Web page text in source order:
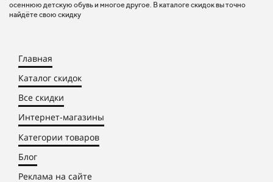
осеннюю детскую обувь и многое другое. В каталоге скидок вы точно
найдёте свою скидку
Главная
Каталог скидок
Все скидки
Интернет-магазины
Категории товаров
Блог
Реклама на сайте